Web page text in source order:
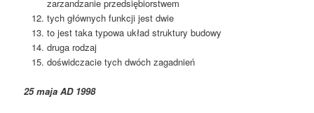
zarzandzanie przedsiębiorstwem
tych głównych funkcji jest dwie
to jest taka typowa układ struktury budowy
druga rodzaj
doświdczacie tych dwóch zagadnień
25 maja AD 1998